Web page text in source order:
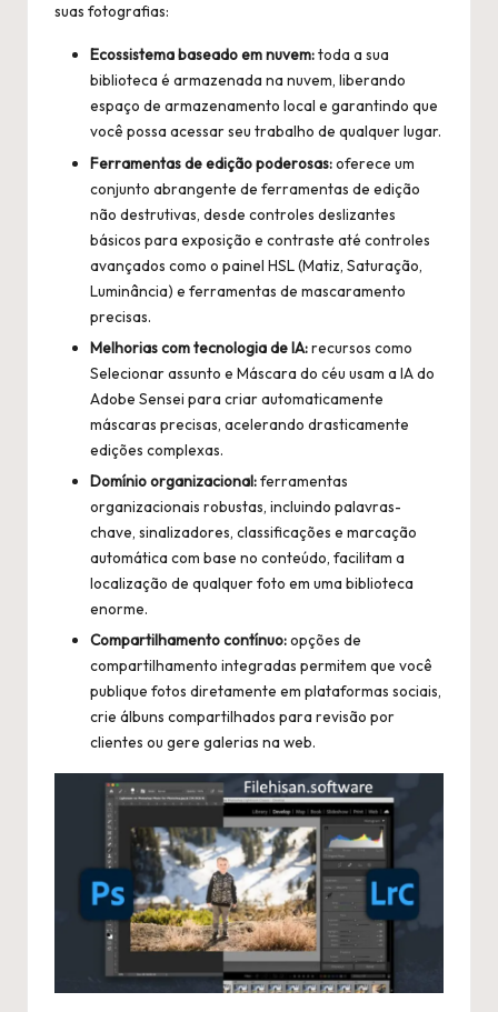
suas fotografias:
Ecossistema baseado em nuvem:toda a sua
biblioteca é armazenada na nuvem, liberando
espaço de armazenamento local e garantindo que
você possa acessar seu trabalho de qualquer lugar.
Ferramentas de edição poderosas:oferece um
conjunto abrangente de ferramentas de edição
não destrutivas, desde controles deslizantes
básicos para exposição e contraste até controles
avançados como o painel HSL (Matiz, Saturação,
Luminância) e ferramentas de mascaramento
precisas.
Melhorias com tecnologia de IA:recursos como
Selecionar assunto e Máscara do céu usam a IA do
Adobe Sensei para criar automaticamente
máscaras precisas, acelerando drasticamente
edições complexas.
Domínio organizacional:ferramentas
organizacionais robustas, incluindo palavras-
chave, sinalizadores, classificações e marcação
automática com base no conteúdo, facilitam a
localização de qualquer foto em uma biblioteca
enorme.
Compartilhamento contínuo:opções de
compartilhamento integradas permitem que você
publique fotos diretamente em plataformas sociais,
crie álbuns compartilhados para revisão por
clientes ou gere galerias na web.